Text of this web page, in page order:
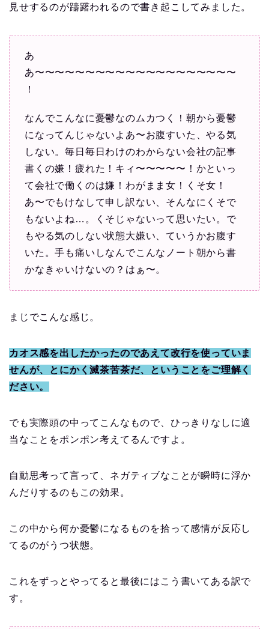
見せするのが躊躇われるので書き起こしてみました。
あ
あ〜〜〜〜〜〜〜〜〜〜〜〜〜〜〜〜〜〜〜〜
！
なんでこんなに憂鬱なのムカつく！朝から憂鬱
になってんじゃないよあ〜お腹すいた、やる気
しない。毎日毎日わけのわからない会社の記事
書くの嫌！疲れた！キィ〜〜〜〜〜！かといっ
て会社で働くのは嫌！わがまま女！くそ女！
あ〜でもけなして申し訳ない、そんなにくそで
もないよね…。くそじゃないって思いたい。で
もやる気のしない状態大嫌い、ていうかお腹す
いた。手も痛いしなんでこんなノート朝から書
かなきゃいけないの？はぁ〜。
まじでこんな感じ。
カオス感を出したかったのであえて改行を使っていま
せんが、とにかく滅茶苦茶だ、ということをご理解く
ださい。
でも実際頭の中ってこんなもので、ひっきりなしに適
当なことをポンポン考えてるんですよ。
自動思考って言って、ネガティブなことが瞬時に浮か
んだりするのもこの効果。
この中から何か憂鬱になるものを拾って感情が反応し
てるのがうつ状態。
これをずっとやってると最後にはこう書いてある訳で
す。